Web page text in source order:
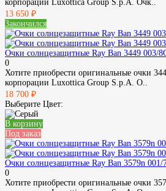
корпорации Luxottica Group S.p.A. Очк..
13 650 ₽
Закончился
Очки солнцезащитные Ray Ban 3449 003/
0
Хотите приобрести оригинальные очки
корпорации Luxottica Group S.p.A. О..
18 700 ₽
Выберите Цвет:
В корзину
Под заказ
Очки солнцезащитные Ray Ban 3579n 001/
0
Хотите приобрести оригинальные очки